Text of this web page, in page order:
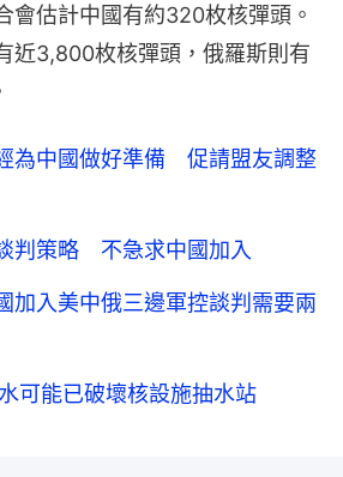
會估計中國有約320枚核彈頭。
近3,800枚核彈頭，俄羅斯則有
為中國做好準備 促請盟友調整
判策略 不急求中國加入
加入美中俄三邊軍控談判需要兩
可能已破壞核設施抽水站